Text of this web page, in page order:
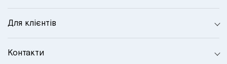
Для клієнтів
Контакти